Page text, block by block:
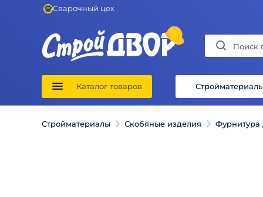
Сварочный цех
Каталог товаров
Стройматериалы Скобяные изделия Фурнитура